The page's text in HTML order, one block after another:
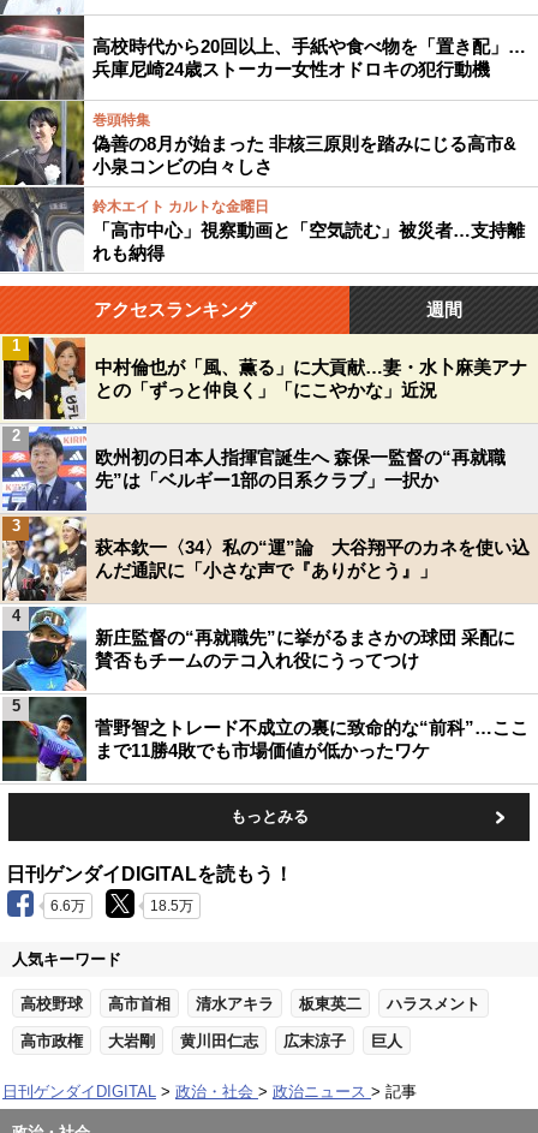
高校時代から20回以上、手紙や食べ物を「置き配」…
兵庫尼崎24歳ストーカー女性オドロキの犯行動機
巻頭特集
偽善の8月が始まった 非核三原則を踏みにじる高市&
小泉コンビの白々しさ
鈴木エイト カルトな金曜日
「高市中心」視察動画と「空気読む」被災者…支持離
れも納得
アクセスランキング 週間
中村倫也が「風、薫る」に大貢献…妻・水卜麻美アナ
との「ずっと仲良く」「にこやかな」近況
1
欧州初の日本人指揮官誕生へ 森保一監督の“再就職
先”は「ベルギー1部の日系クラブ」一択か
2
萩本欽一〈34〉私の“運”論 大谷翔平のカネを使い込
んだ通訳に「小さな声で『ありがとう』」
3
新庄監督の“再就職先”に挙がるまさかの球団 采配に
賛否もチームのテコ入れ役にうってつけ
4
菅野智之トレード不成立の裏に致命的な“前科”…ここ
まで11勝4敗でも市場価値が低かったワケ
5
もっとみる
日刊ゲンダイDIGITALを読もう！
6.6万 18.5万
人気キーワード
高校野球 高市首相 清水アキラ 板東英二 ハラスメント
高市政権 大岩剛 黄川田仁志 広末涼子 巨人
日刊ゲンダイDIGITAL 政治・社会 政治ニュース 記事